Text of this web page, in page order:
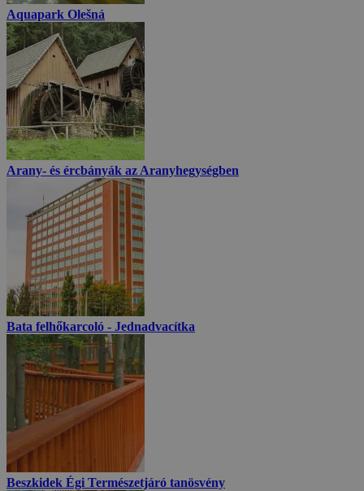
Aquapark Olešná
Arany- és ércbányák az Aranyhegységben
Bata felhőkarcoló - Jednadvacítka
Beszkidek Égi Természetjáró tanösvény